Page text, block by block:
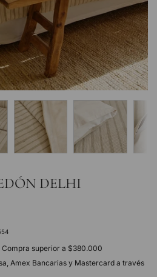
DELHI
| Compra superior a $380.000
Amex Bancarias y Mastercard a través